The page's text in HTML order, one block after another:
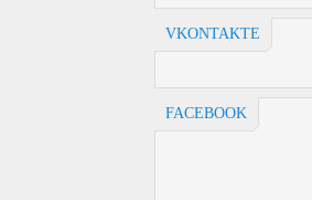
VKONTAKTE
FACEBOOK